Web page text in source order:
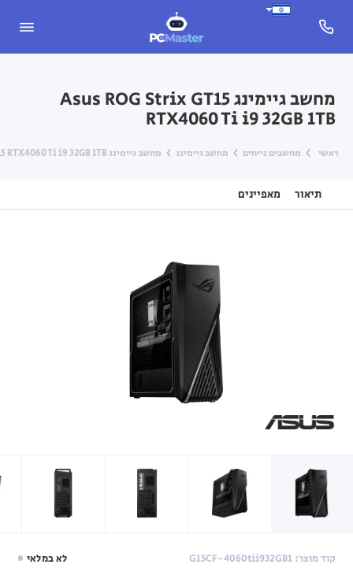
מחשב גיימינג Asus ROG Strix GT15
RTX4060 Ti i9 32GB 1TB
ראשי מחשבים נייחים מחשב גיימינג מחשב גיימינג Asus ROG Strix GT15 RTX4060 Ti i9 32GB 1TB
תיאור מאפיינים
לא במלאי קוד מוצר: G15CF-4060tii932GB1